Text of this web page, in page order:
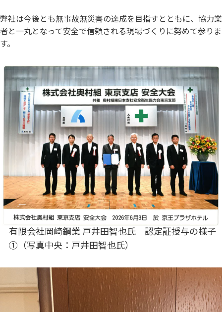
弊社は今後とも無事故無災害の達成を目指すとともに、協力業
者と一丸となって安全で信頼される現場づくりに努めて参りま
す。
有限会社岡崎鋼業 戸井田智也氏 認定証授与の様子
①（写真中央：戸井田智也氏）